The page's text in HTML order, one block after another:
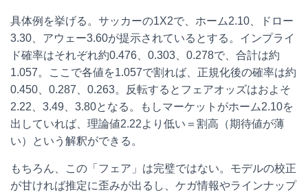
具体例を挙げる。サッカーの1X2で、ホーム2.10、ドロー
3.30、アウェー3.60が提示されているとする。インプライ
ド確率はそれぞれ約0.476、0.303、0.278で、合計は約
1.057。ここで各値を1.057で割れば、正規化後の確率は約
0.450、0.287、0.263。反転するとフェアオッズはおよそ
2.22、3.49、3.80となる。もしマーケットがホーム2.10を
出していれば、理論値2.22より低い＝割高（期待値が薄
い）という解釈ができる。
もちろん、この「フェア」は完璧ではない。モデルの校正
が甘ければ推定に歪みが出るし、ケガ情報やラインナップ